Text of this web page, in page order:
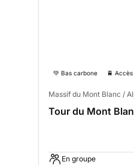
💚 Bas carbone 🚆
Massif du Mont Blanc /
Tour du Mont
En groupe